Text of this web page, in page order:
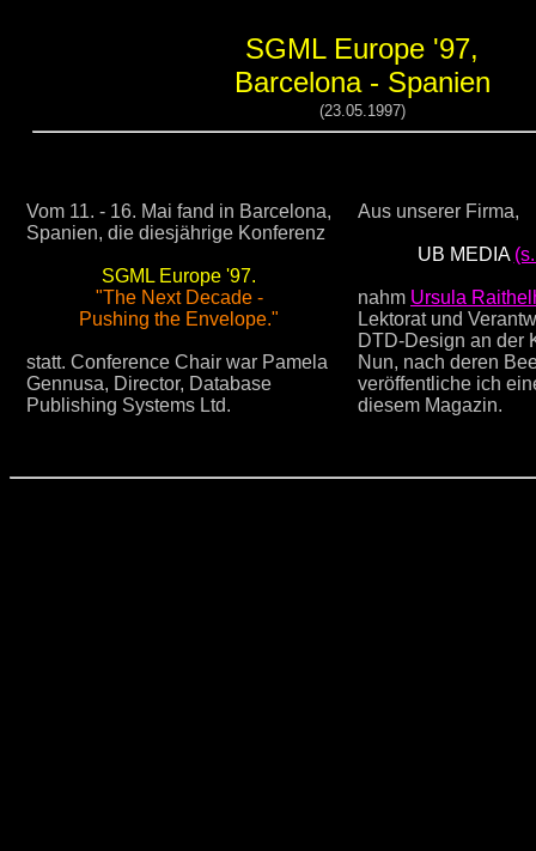
SGML Europe '97,
Barcelona - Spanien
(23.05.1997)
Vom 11. - 16. Mai fand in Barcelona,
Spanien, die diesjährige Konferenz
SGML Europe '97.
"The Next Decade -
Pushing the Envelope."
statt. Conference Chair war Pamela
Gennusa, Director, Database
Publishing Systems Ltd.
Aus unserer Firma,
UB MEDIA
nahm Ursula
Lektorat und
DTD-Design an der
Nun, nach deren
veröffentliche ich
diesem Magazin.